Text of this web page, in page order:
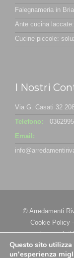
Falegnameria in
Ante cucina
Cucine piccole:
I Nostri
Via G. Casati 32
Telefono:
Email:
© Arredamenti
Cookie Policy -
riconosciuti|
Questo sito
un'esperienza